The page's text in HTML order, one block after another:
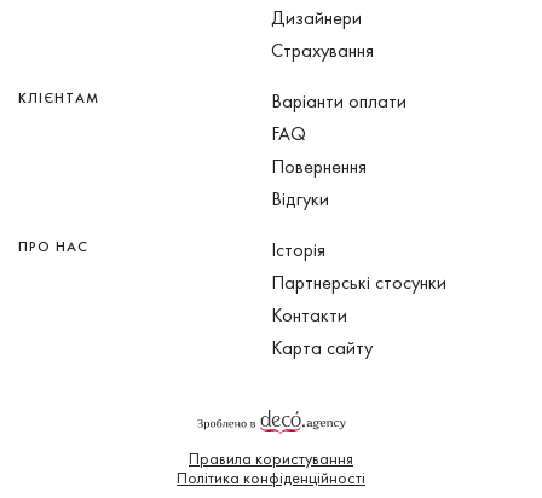
Дизайнери
Страхування
КЛІЄНТАМ
Варіанти оплати
FAQ
Повернення
Відгуки
ПРО НАС
Історія
Партнерські стосунки
Контакти
Карта сайту
Правила користування
Політика конфіденційності